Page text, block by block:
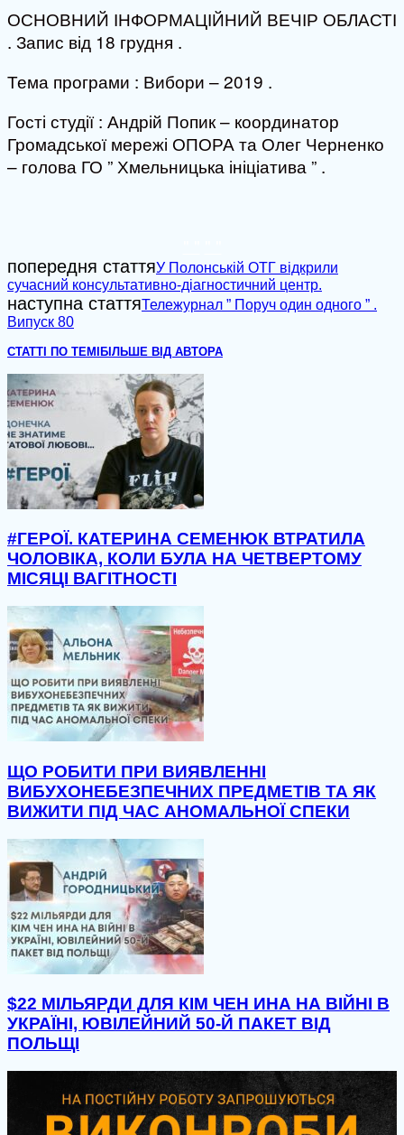
ОСНОВНИЙ ІНФОРМАЦІЙНИЙ ВЕЧІР ОБЛАСТІ
. Запис від 18 грудня .
Тема програми : Вибори – 2019 .
Гості студії : Андрій Попик – координатор
Громадської мережі ОПОРА та Олег Черненко
– голова ГО ” Хмельницька ініціатива ” .
попередня статтяУ Полонській ОТГ відкрили
сучасний консультативно-діагностичний центр.
наступна статтяТележурнал ” Поруч один одного ” .
Випуск 80
СТАТТІ ПО ТЕМІ БІЛЬШЕ ВІД АВТОРА
#ГЕРОЇ. КАТЕРИНА СЕМЕНЮК ВТРАТИЛА
ЧОЛОВІКА, КОЛИ БУЛА НА ЧЕТВЕРТОМУ
МІСЯЦІ ВАГІТНОСТІ
ЩО РОБИТИ ПРИ ВИЯВЛЕННІ
ВИБУХОНЕБЕЗПЕЧНИХ ПРЕДМЕТІВ ТА ЯК
ВИЖИТИ ПІД ЧАС АНОМАЛЬНОЇ СПЕКИ
$22 МІЛЬЯРДИ ДЛЯ КІМ ЧЕН ИНА НА ВІЙНІ В
УКРАЇНІ, ЮВІЛЕЙНИЙ 50-Й ПАКЕТ ВІД
ПОЛЬЩІ